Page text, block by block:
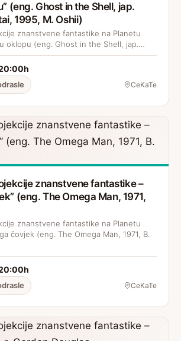
(eng. Ghost in the Shell, jap.
1995, M. Oshii)
znanstvene fantastike na Planetu
oklopu (eng. Ghost in the Shell, jap.…
CeKaTe
znanstvene fantastike –
(eng. The Omega Man, 1971,
znanstvene fantastike na Planetu
čovjek (eng. The Omega Man, 1971, B.
CeKaTe